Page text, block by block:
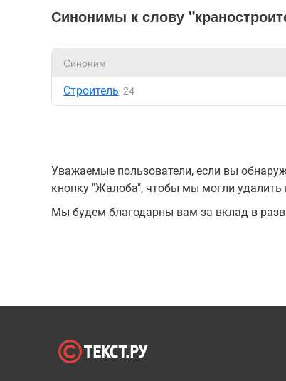
Синонимы к слову
Синоним
Строитель 24
Уважаемые пользователи, если вы
кнопку "Жалоба", чтобы мы могли удалить
Мы будем благодарны вам за вклад в